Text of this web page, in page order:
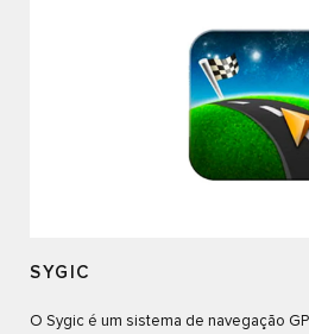
SYGIC
O Sygic é um sistema de navegação